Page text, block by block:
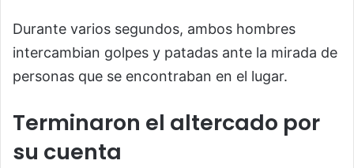
Durante varios segundos, ambos hombres
intercambian golpes y patadas ante la mirada de
personas que se encontraban en el lugar.
Terminaron el altercado por
su cuenta